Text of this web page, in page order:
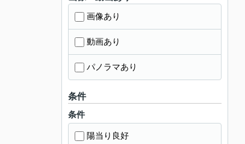
画像あり
動画あり
パノラマあり
条件
条件
陽当り良好